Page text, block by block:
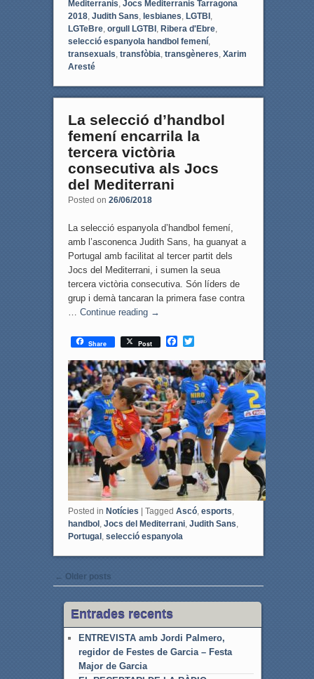
Mediterranis, Jocs Mediterranis Tarragona
2018, Judith Sans, lesbianes, LGTBI ,
LGTeBre, orgull LGTBI , Ribera d'Ebre,
selecció espanyola handbol femení,
transexuals, transfòbia, transgèneres, Xarim
Aresté
La selecció d’handbol
femení encarrila la
tercera victòria
consecutiva als Jocs
del Mediterrani
Posted on 26/06/2018
La selecció espanyola d’handbol femení,
amb l’asconenca Judith Sans, ha guanyat a
Portugal amb facilitat al tercer partit dels
Jocs del Mediterrani, i sumen la seua
tercera victòria consecutiva. Són líders de
grup i demà tancaran la primera fase contra
… Continue reading →
Share Post
F
c
e
b
o
o
k
T
i
t
t
e
r
Posted in Notícies | Tagged Ascó, esports
handbol, Jocs del Mediterrani, Judith Sans
Portugal, selecció espanyola
Post navigation
← Older posts
Entrades recents
ENTREVISTA amb Jordi Palmero,
regidor de Festes de Garcia – Festa
Major de Garcia